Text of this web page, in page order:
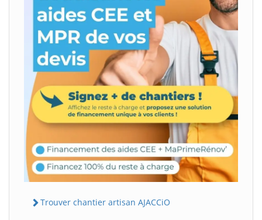
Trouver chantier artisan AJACCiO